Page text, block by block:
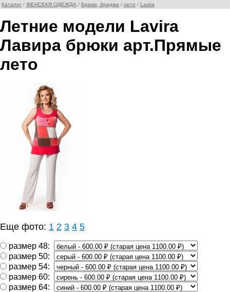
Каталог / ЖЕНСКАЯ ОДЕЖДА / Брюки, бриджи / лето / Lavira
Летние модели Lavira
Лавира брюки арт.Прямые
лето
Еще фото: 1 2 3 4 5
размер 48:
размер 50:
размер 54:
размер 60:
размер 64: